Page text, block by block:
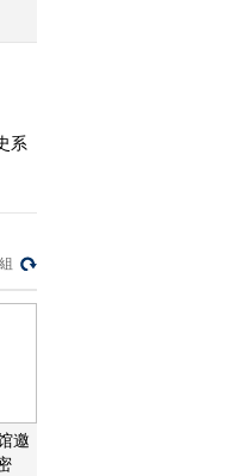
系
邀